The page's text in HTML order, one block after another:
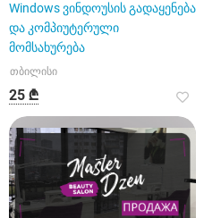
Windows ვინდოუსის გადაყენება
და კომპიუტერული
მომსახურება
თბილისი
25 ₾